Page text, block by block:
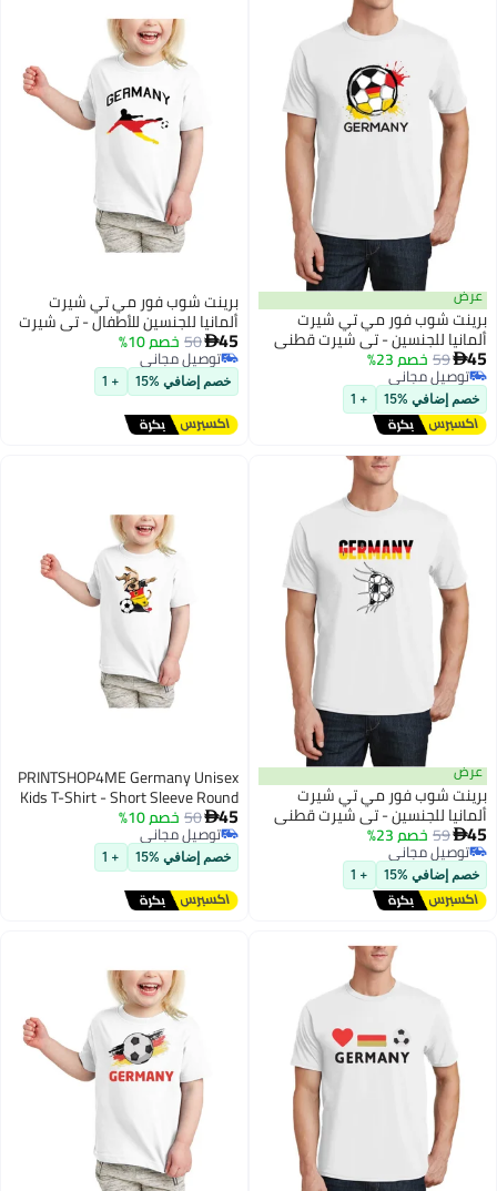
5
عرض
برينت شوب فور مي تي شيرت
ألمانيا للجنسين - تي شيرت قطني
بأكمام قصيرة ورقبة دائرية للرجال
والنساء - ناعم ومريح - هدية لمحبي
كرة القدم
45
59 خصم 23%
توصيل مجاني
توصيل مجاني
خصم إضافي %15 + 1
5
برينت شوب فور مي تي شيرت
ألمانيا للجنسين للأطفال - تي شيرت
قطني بأكمام قصيرة ورقبة دائرية
للأولاد والبنات - ناعم ومريح - هدية
لمحبي كرة القدم الصغار
45
50 خصم 10%
توصيل مجاني
توصيل مجاني
خصم إضافي %15 + 1
5
عرض
برينت شوب فور مي تي شيرت
ألمانيا للجنسين - تي شيرت قطني
بأكمام قصيرة ورقبة دائرية للرجال
والنساء - ناعم ومريح - هدية لمحبي
كرة القدم
45
59 خصم 23%
توصيل مجاني
توصيل مجاني
خصم إضافي %15 + 1
5
PRINTSHOP4ME Germany Unisex
Kids T-Shirt - Short Sleeve Round
Neck Cotton Tshirt for Boys and
Girls - Soft and Comfortable - Gift
for Young Football Fans
45
50 خصم 10%
توصيل مجاني
توصيل مجاني
خصم إضافي %15 + 1